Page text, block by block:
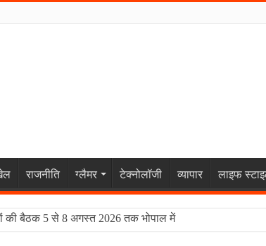
राजनीति ग्लैमर टेक्नोलॉजी व्यापार लाइफ
की बैठक 5 से 8 अगस्त 2026 तक भोपाल में